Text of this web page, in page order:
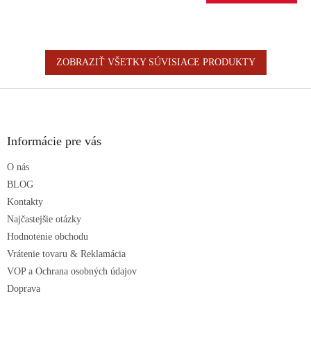
ZOBRAZIŤ VŠETKY SÚVISIACE PRODUKTY
Informácie pre vás
O nás
BLOG
Kontakty
Najčastejšie otázky
Hodnotenie obchodu
Vrátenie tovaru & Reklamácia
VOP a Ochrana osobných údajov
Doprava